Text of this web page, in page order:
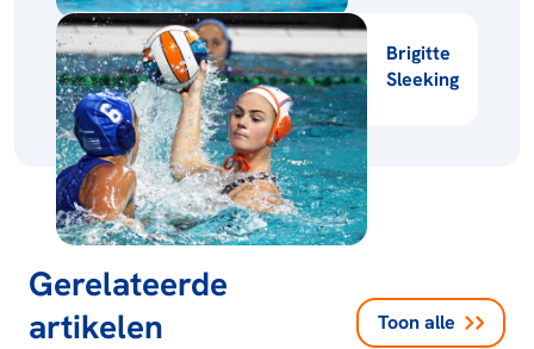
Brigitte
Sleeking
Gerelateerde
artikelen
Toon alle